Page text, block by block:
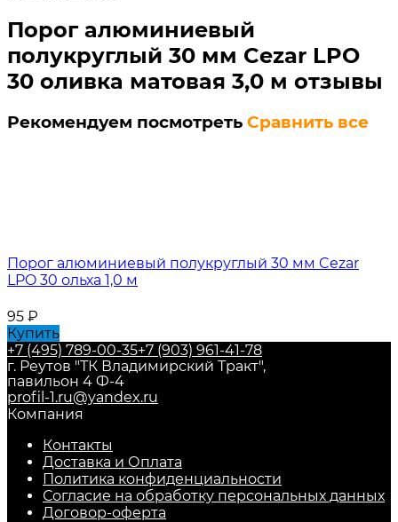
Порог алюминиевый
полукруглый 30 мм Cezar LPO
30 оливка матовая 3,0 м отзывы
Рекомендуем посмотреть Сравнить все
Порог алюминиевый полукруглый 30 мм Cezar
LPO 30 ольха 1,0 м
95 ₽
Купить
+7 (495) 789-00-35+7 (903) 961-41-78
г. Реутов "ТК Владимирский Тракт",
павильон 4 Ф-4
profil-1.ru@yandex.ru
Компания
Контакты
Доставка и Оплата
Политика конфиденциальности
Согласие на обработку персональных данных
Договор-оферта